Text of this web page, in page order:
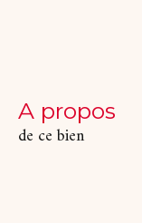
a propos
de ce bien